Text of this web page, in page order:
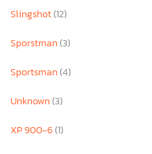
Slingshot(12)
Sporstman(3)
Sportsman(4)
Unknown(3)
XP 900-6(1)